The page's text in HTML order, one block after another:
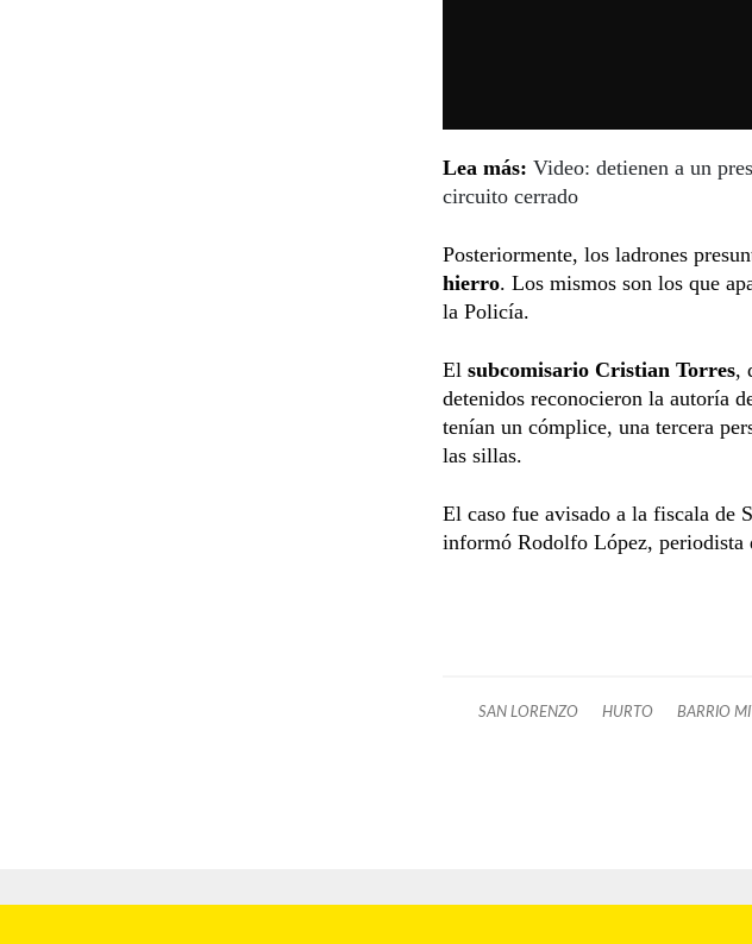
Lea más: Video: detienen a un
circuito cerrado
Posteriormente, los ladrones
hierro. Los mismos son los que
la Policía.
El subcomisario Cristian Torres,
detenidos reconocieron la autoría
tenían un cómplice, una tercera
las sillas.
El caso fue avisado a la fiscala de
informó Rodolfo López, periodista
SAN LORENZO HURTO BARRIO